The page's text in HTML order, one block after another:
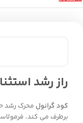
راز رشد
کود گرانول محرک رشد
برطرف می کند.